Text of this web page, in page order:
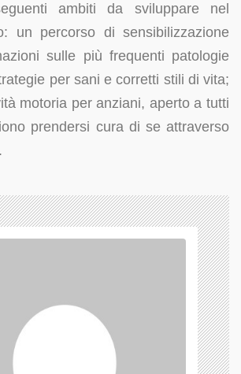
ambiti da sviluppare nel
un percorso di sensibilizzazione
sulle più frequenti patologie
per sani e corretti stili di vita;
motoria per anziani, aperto a tutti
prendersi cura di se attraverso